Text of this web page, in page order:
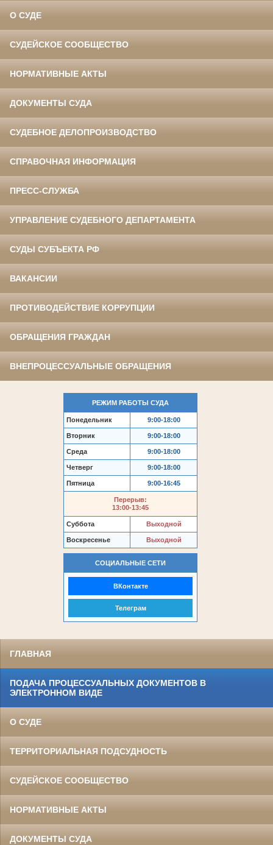
О СУДЕ
СУДЕЙСКОЕ СООБЩЕСТВО
НОРМАТИВНЫЕ АКТЫ
ДОКУМЕНТЫ СУДА
СУДЕБНОЕ ДЕЛОПРОИЗВОДСТВО
СПРАВОЧНАЯ ИНФОРМАЦИЯ
ПРЕСС-СЛУЖБА
УПРАВЛЕНИЕ СУДЕБНОГО ДЕПАРТАМЕНТА
СУДЫ СУБЪЕКТА РФ
ВАКАНСИИ
ПРОТИВОДЕЙСТВИЕ КОРРУПЦИИ
ОБРАЩЕНИЯ ГРАЖДАН
ВНЕПРОЦЕССУАЛЬНЫЕ ОБРАЩЕНИЯ
РЕЖИМ РАБОТЫ СУДА
Понедельник 9:00-18:00
Вторник 9:00-18:00
Среда 9:00-18:00
Четверг 9:00-18:00
Пятница 9:00-16:45
Перерыв:
13:00-13:45
Суббота Выходной
Воскресенье Выходной
СОЦИАЛЬНЫЕ СЕТИ
ВКонтакте
Телеграм
ГЛАВНАЯ
ПОДАЧА ПРОЦЕССУАЛЬНЫХ ДОКУМЕНТОВ В
ЭЛЕКТРОННОМ ВИДЕ
О СУДЕ
ТЕРРИТОРИАЛЬНАЯ ПОДСУДНОСТЬ
СУДЕЙСКОЕ СООБЩЕСТВО
НОРМАТИВНЫЕ АКТЫ
ДОКУМЕНТЫ СУДА